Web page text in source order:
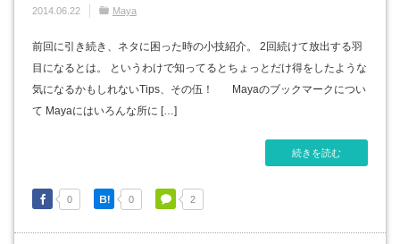
2014.06.22 Maya
前回に引き続き、ネタに困った時の小技紹介。 2回続けて放出する羽
目になるとは。 というわけで知ってるとちょっとだけ得をしたような
気になるかもしれないTips、その伍！ Mayaのブックマークについ
て Mayaにはいろんな所に […]
続きを読む
0 0 2